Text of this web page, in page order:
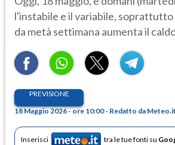
l'instabile e il variabile,
da metà settimana aumenta il
PREVISIONE
18 Maggio 2026 - ore 10:00 - Redatto da Meteo.it
Inserisci tra le tue fonti su